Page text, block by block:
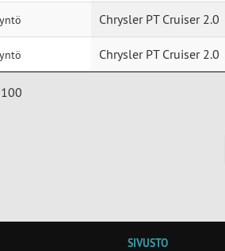
Chrysler PT Cruiser 2.0
Chrysler PT Cruiser 2.0
SIVUSTO